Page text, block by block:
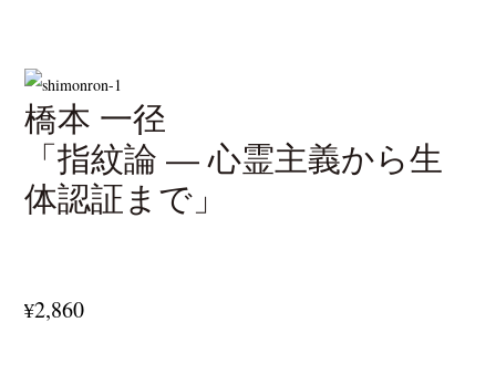
橋本 一径
「指紋論 — 心霊主義から生
体認証まで」
¥2,860